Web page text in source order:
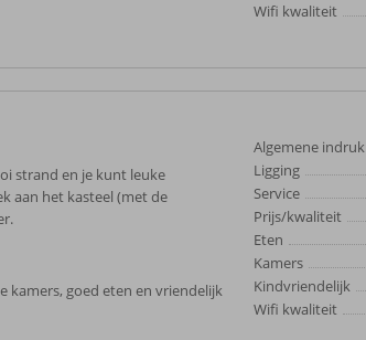
Wifi kwaliteit
strand en je kunt leuke
aan het kasteel (met de
kamers, goed eten en vriendelijk
Algemene indruk
Ligging
Service
Prijs/kwaliteit
Eten
Kamers
Kindvriendelijk
Wifi kwaliteit